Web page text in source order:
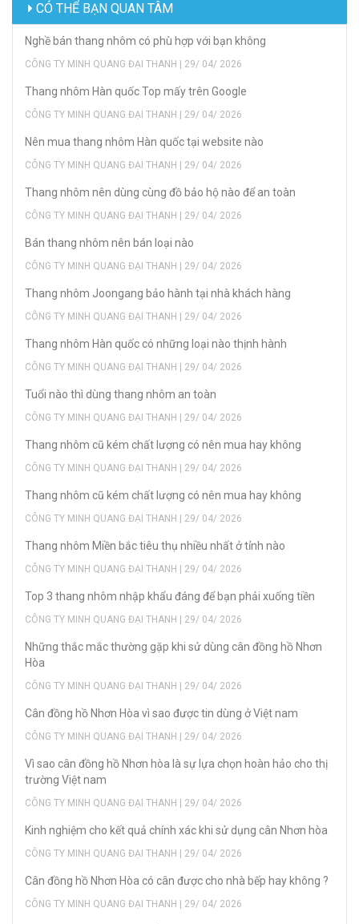
CÓ THỂ BẠN QUAN TÂM
Nghề bán thang nhôm có phù hợp với bạn không
CÔNG TY MINH QUANG ĐẠI THANH | 29/ 04/ 2026
Thang nhôm Hàn quốc Top mấy trên Google
CÔNG TY MINH QUANG ĐẠI THANH | 29/ 04/ 2026
Nên mua thang nhôm Hàn quốc tại website nào
CÔNG TY MINH QUANG ĐẠI THANH | 29/ 04/ 2026
Thang nhôm nên dùng cùng đồ bảo hộ nào để an toàn
CÔNG TY MINH QUANG ĐẠI THANH | 29/ 04/ 2026
Bán thang nhôm nên bán loại nào
CÔNG TY MINH QUANG ĐẠI THANH | 29/ 04/ 2026
Thang nhôm Joongang bảo hành tại nhà khách hàng
CÔNG TY MINH QUANG ĐẠI THANH | 29/ 04/ 2026
Thang nhôm Hàn quốc có những loại nào thịnh hành
CÔNG TY MINH QUANG ĐẠI THANH | 29/ 04/ 2026
Tuổi nào thì dùng thang nhôm an toàn
CÔNG TY MINH QUANG ĐẠI THANH | 29/ 04/ 2026
Thang nhôm cũ kém chất lượng có nên mua hay không
CÔNG TY MINH QUANG ĐẠI THANH | 29/ 04/ 2026
Thang nhôm cũ kém chất lượng có nên mua hay không
CÔNG TY MINH QUANG ĐẠI THANH | 29/ 04/ 2026
Thang nhôm Miền bắc tiêu thụ nhiều nhất ở tỉnh nào
CÔNG TY MINH QUANG ĐẠI THANH | 29/ 04/ 2026
Top 3 thang nhôm nhập khẩu đáng để bạn phải xuống tiền
CÔNG TY MINH QUANG ĐẠI THANH | 29/ 04/ 2026
Những thắc mắc thường gặp khi sử dùng cân đồng hồ Nhơn
Hòa
CÔNG TY MINH QUANG ĐẠI THANH | 29/ 04/ 2026
Cân đồng hồ Nhơn Hòa vì sao được tin dùng ở Việt nam
CÔNG TY MINH QUANG ĐẠI THANH | 29/ 04/ 2026
Vì sao cân đồng hồ Nhơn hòa là sự lựa chọn hoàn hảo cho thị
trường Việt nam
CÔNG TY MINH QUANG ĐẠI THANH | 29/ 04/ 2026
Kinh nghiệm cho kết quả chính xác khi sử dụng cân Nhơn hòa
CÔNG TY MINH QUANG ĐẠI THANH | 29/ 04/ 2026
Cân đồng hồ Nhơn Hòa có cân được cho nhà bếp hay không ?
CÔNG TY MINH QUANG ĐẠI THANH | 29/ 04/ 2026